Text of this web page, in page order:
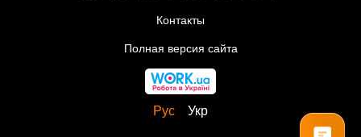
Контакты
Полная версия сайта
Рус Укр